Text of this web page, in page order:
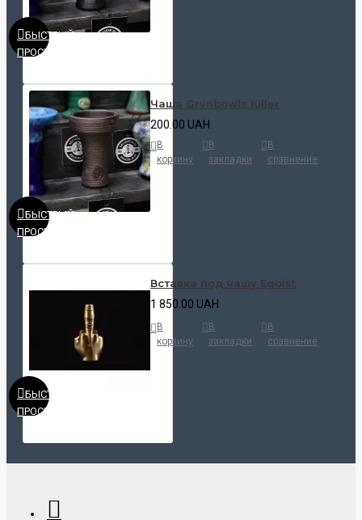
БЫСТРЫЙ
ПРОСМОТР
БЫСТРЫЙ
ПРОСМОТР
Чаша Grynbowls Killer
200.00 UAH
В
корзину
В
закладки
В
сравнение
БЫСТРЫЙ
ПРОСМОТР
Вставка под чашу Egoist
1 850.00 UAH
В
корзину
В
закладки
В
сравнение